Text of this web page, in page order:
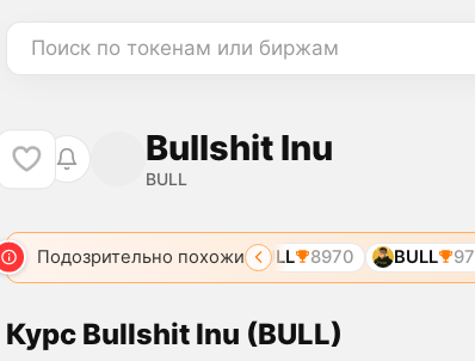
Поиск по токенам или биржам
Bullshit Inu
BULL
Подозрительно похожи
6078 BULL 7232 BULL 8970 BULL 9704
Курс Bullshit Inu (BULL)